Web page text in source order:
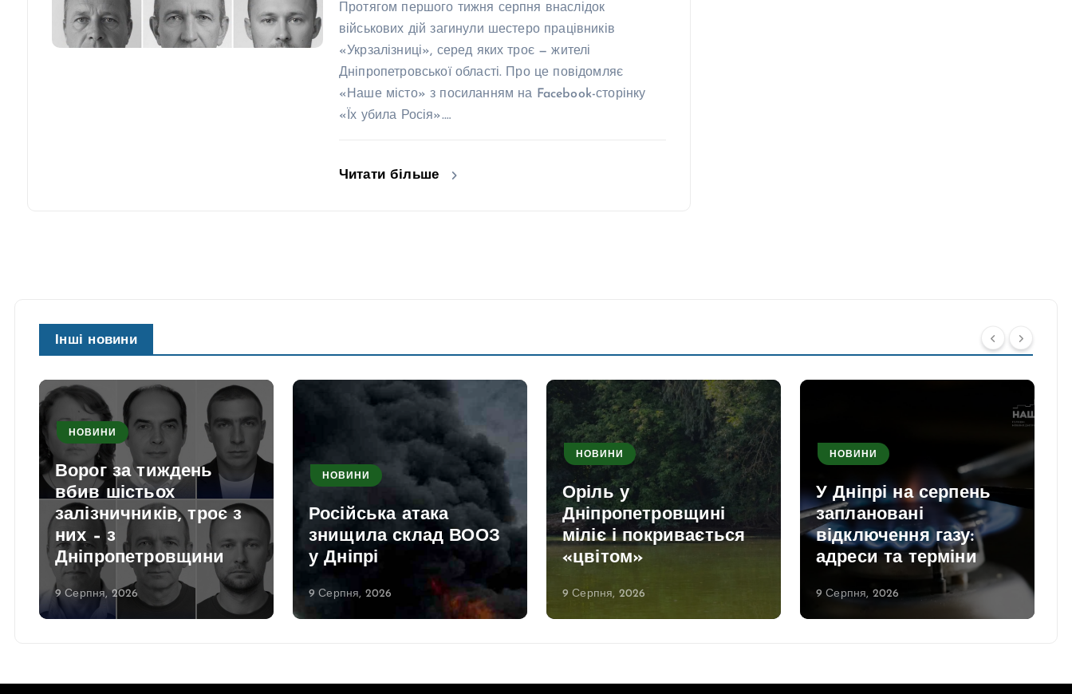
Протягом першого тижня серпня внаслідок
військових дій загинули шестеро працівників
«Укрзалізниці», серед яких троє — жителі
Дніпропетровської області. Про це повідомляє
«Наше місто» з посиланням на Facebook-сторінку
«Їх убила Росія».…
Читати більше
Інші новини
НОВИНИ
Ворог за тиждень
вбив шістьох
залізничників, троє з
них – з
Дніпропетровщини
9 Серпня, 2026
НОВИНИ
Російська атака
знищила склад ВООЗ
у Дніпрі
9 Серпня, 2026
НОВИНИ
Оріль у
Дніпропетровщині
міліє і покривається
«цвітом»
9 Серпня, 2026
НОВИНИ
У Дніпрі на серпень
заплановані
відключення газу:
адреси та терміни
9 Серпня, 2026